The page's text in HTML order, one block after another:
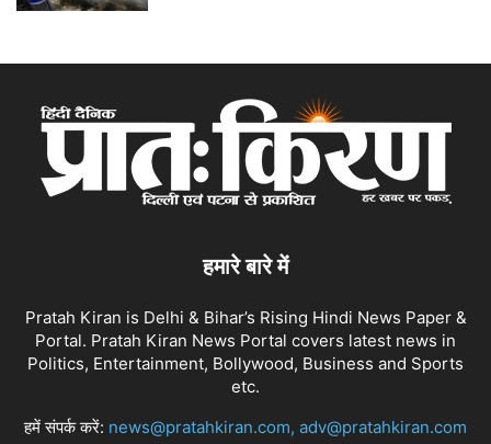
हमारे बारे में
Pratah Kiran is Delhi & Bihar’s Rising Hindi News Paper &
Portal. Pratah Kiran News Portal covers latest news in
Politics, Entertainment, Bollywood, Business and Sports
etc.
हमें संपर्क करें: news@pratahkiran.com, adv@pratahkiran.com